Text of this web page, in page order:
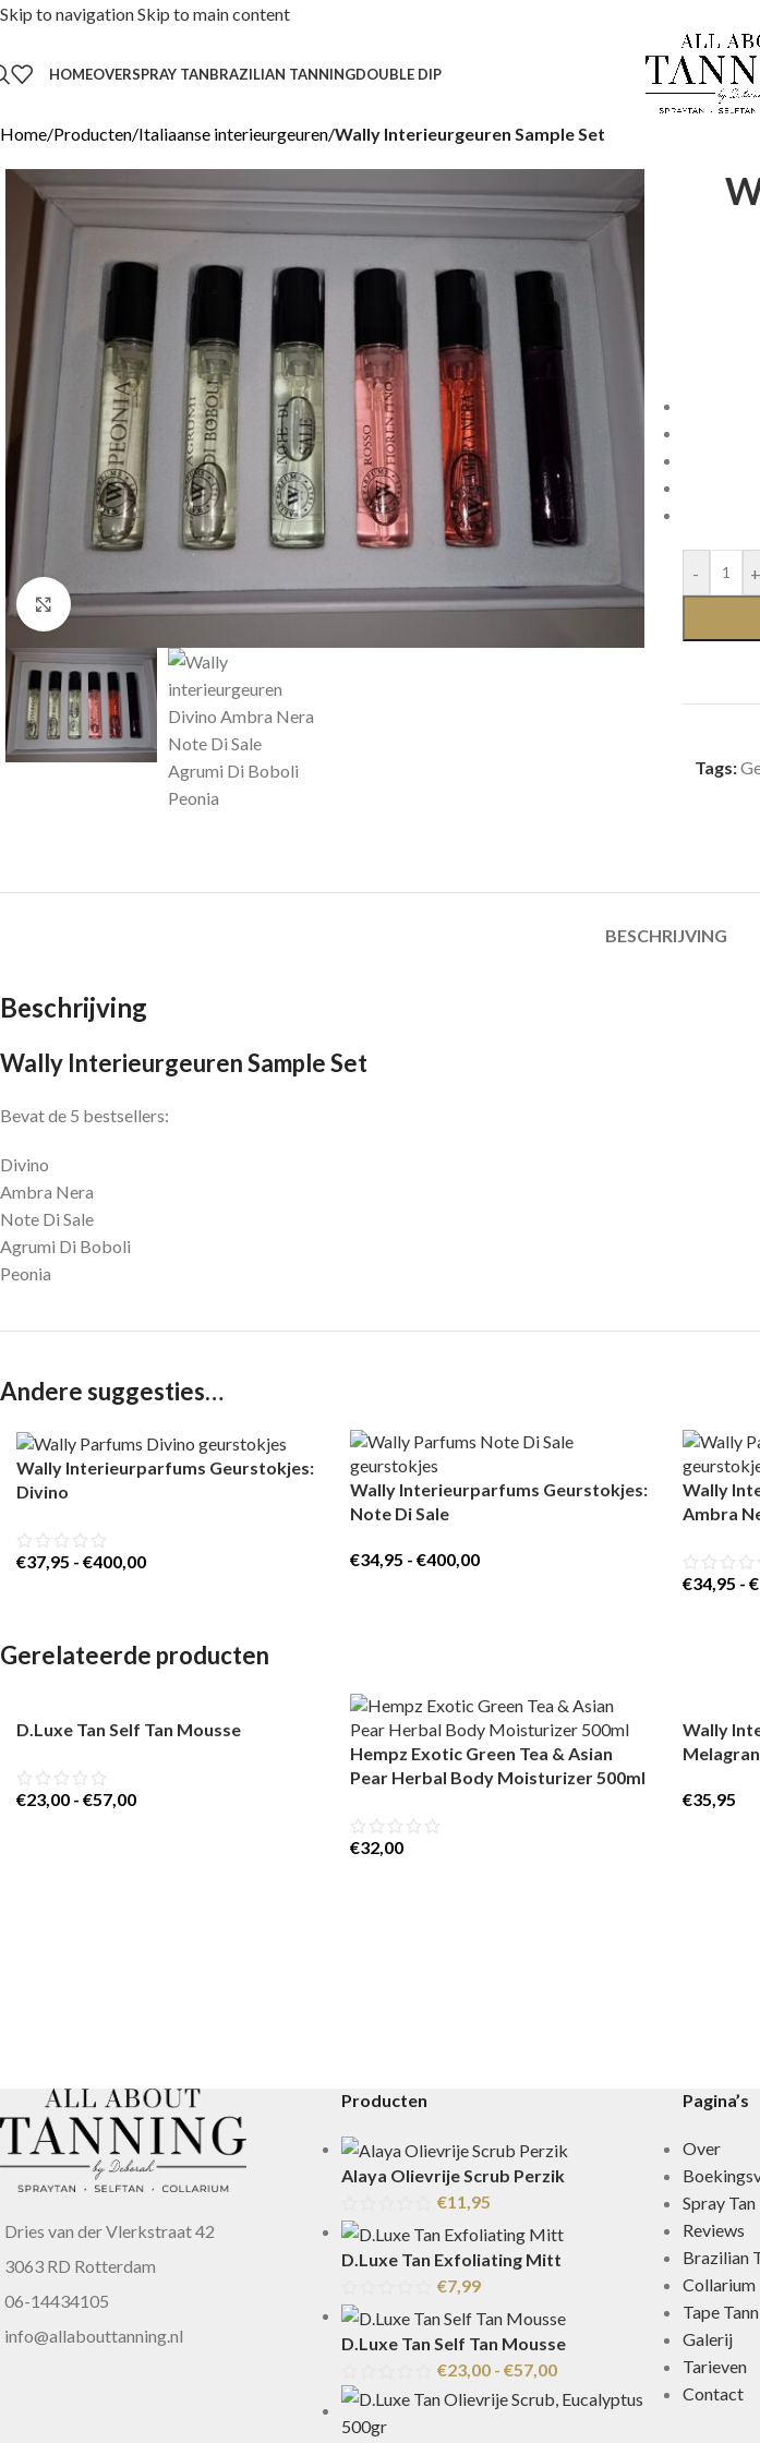
Skip to navigationSkip to main content
HOMEOVERSPRAY TANBRAZILIAN TANNINGDOUBLE DIP
Home/Producten/Italiaanse interieurgeuren/Wally Interieurgeuren Sample Set
Click to enlarge
- +
Tags:
BESCHRIJVING
Beschrijving
Wally Interieurgeuren Sample Set
Bevat de 5 bestsellers:
Divino
Ambra Nera
Note Di Sale
Agrumi Di Boboli
Peonia
Andere suggesties…
Wally Interieurparfums Geurstokjes:
Divino
€37,95 - €400,00
Wally Interieurparfums Geurstokjes:
Note Di Sale
€34,95 - €400,00
Wally
Ambra
€34,95 - €
Gerelateerde producten
D.Luxe Tan Self Tan Mousse
€23,00 - €57,00
Hempz Exotic Green Tea & Asian
Pear Herbal Body Moisturizer 500ml
€32,00
Wally
€35,95
Dries van der Vlerkstraat 42
3063 RD Rotterdam
06-14434105
info@allabouttanning.nl
Producten
Alaya Olievrije Scrub Perzik
€11,95
D.Luxe Tan Exfoliating Mitt
€7,99
D.Luxe Tan Self Tan Mousse
€23,00 - €57,00
Pagina’s
Over
Spray Tan
Reviews
Brazilian
Collarium
Tape
Galerij
Tarieven
Contact